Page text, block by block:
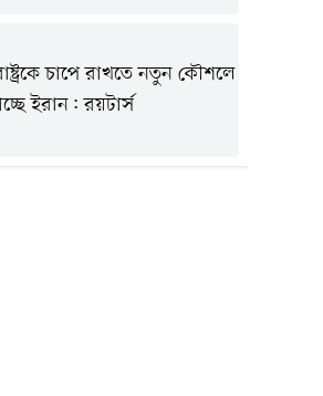
চাপে রাখতে নতুন কৌশলে
ইরান: রয়টার্স